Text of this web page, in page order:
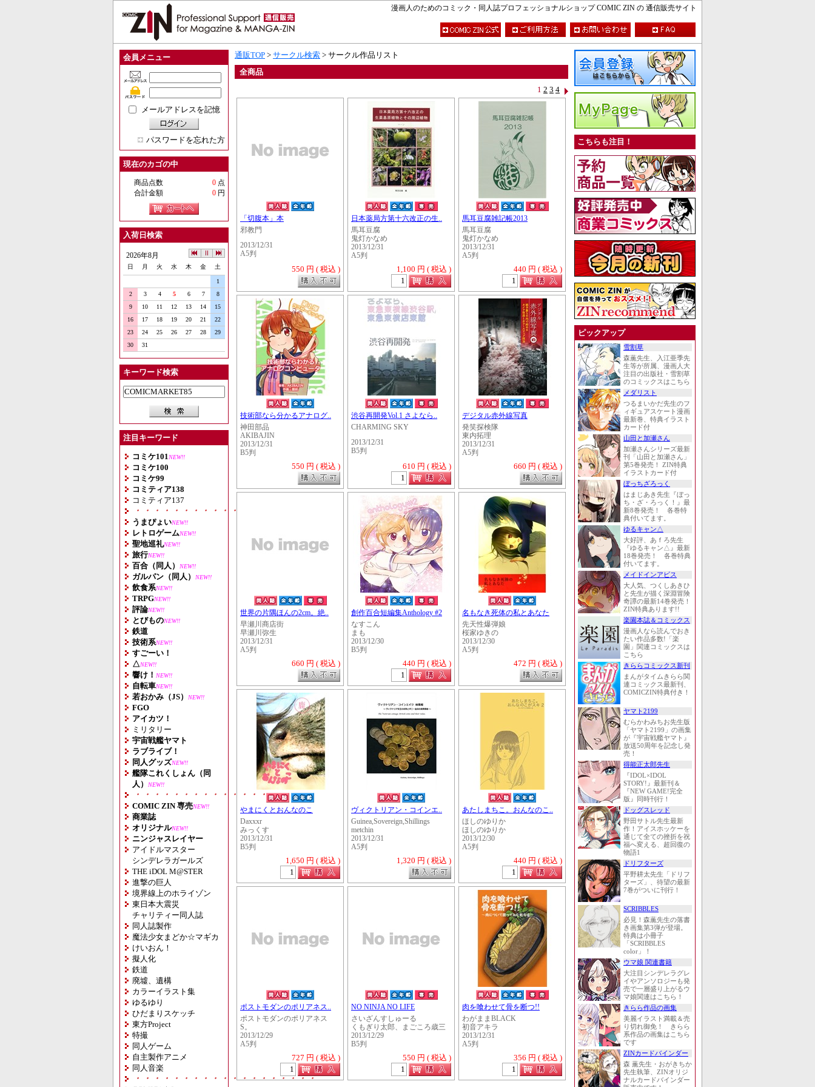
漫画人のためのコミック・同人誌プロフェッショナルショップ COMIC ZIN の 通信販売サイト
会員メニュー
メールアドレスを記憶
パスワードを忘れた方
現在のカゴの中
商品点数 0 点
合計金額
0 円
入荷日検索
2026年8月
日 月 火 水 木 金 土
1
2
3 4 5 6 7
8
9
10 11 12 13 14
15
16
17 18 19 20 21
22
23
24 25 26 27 28
29
30
31
キーワード検索
注目キーワード
コミケ101 NEW!!
コミケ100
コミケ99
コミティア138
コミティア137
・・・・・・・・・・・・・・・・・・・
うまぴょいNEW!!
レトロゲームNEW!!
聖地巡礼NEW!!
旅行NEW!!
百合（同人） NEW!!
ガルパン（同人） NEW!!
飲食系NEW!!
TRPGNEW!!
評論NEW!!
とびものNEW!!
鉄道
技術系NEW!!
すごーい！
△NEW!!
響け！ NEW!!
自転車NEW!!
若おかみ（JS） NEW!!
FGO
アイカツ！
ミリタリー
宇宙戦艦ヤマト
ラブライブ！
同人グッズNEW!!
艦隊これくしょん（同
人）
NEW!!
・・・・・・・・・・・・・・・・・・・
COMIC ZIN 専売NEW!!
商業誌
オリジナルNEW!!
ニンジャスレイヤー
アイドルマスター
シンデレラガールズ
THE iDOL M@STER
進撃の巨人
境界線上のホライゾン
東日本大震災
チャリティー同人誌
同人誌製作
魔法少女まどか☆マギカ
けいおん！
擬人化
鉄道
廃墟、遺構
カラーイラスト集
ゆるゆり
ひだまりスケッチ
東方Project
特撮
同人ゲーム
自主製作アニメ
同人音楽
・・・・・・・・・・・・・・・・・・・
通販TOP > サークル検索 > サークル作品リスト
全商品
1 2 3 4
「切腹本」本
邪教門
2013/12/31
A5判
550 円 ( 税込 )
日本薬局方第十六改正の生..
馬耳豆腐
鬼灯かなめ
2013/12/31
A5判
1,100 円 ( 税込 )
馬耳豆腐雑記帳2013
馬耳豆腐
鬼灯かなめ
2013/12/31
A5判
440 円 ( 税込 )
技術部なら分かるアナログ..
神田部品
AKIBAJIN
2013/12/31
B5判
550 円 ( 税込 )
渋谷再開発Vol.1 さよなら..
CHARMING SKY
2013/12/31
B5判
610 円 ( 税込 )
デジタル赤外線写真
発笑探検隊
東内拓理
2013/12/31
A5判
660 円 ( 税込 )
世界の片隅ほんの2cm。絶..
早瀬川商店街
早瀬川弥生
2013/12/31
A5判
660 円 ( 税込 )
創作百合短編集Anthology #2
なすこん
まも
2013/12/30
B5判
440 円 ( 税込 )
名もなき死体の私とあなた
先天性爆弾娘
桜家ゆきの
2013/12/30
A5判
472 円 ( 税込 )
やまにくとおんなのこ
Daxxxr
みっくす
2013/12/31
B5判
1,650 円 ( 税込 )
ヴィクトリアン・コインエ..
Guinea,Sovereign,Shillings
metchin
2013/12/31
A5判
1,320 円 ( 税込 )
あたしまちこ。おんなのこ..
ほしのゆりか
ほしのゆりか
2013/12/30
A5判
440 円 ( 税込 )
ポストモダンのポリアネス..
ポストモダンのポリアネス
S。
2013/12/29
A5判
727 円 ( 税込 )
NO NINJA NO LIFE
さいざんすしゅーる
くもぎり太郎、まごころ歳三
2013/12/29
B5判
550 円 ( 税込 )
肉を喰わせて骨を断つ!!
わがままBLACK
初音アキラ
2013/12/31
A5判
356 円 ( 税込 )
こちらも注目！
ピックアップ
雪割草
森薫先生、入江亜季先
生等が所属、漫画人大
注目の出版社・雪割草
のコミックスはこちら
メダリスト
つるまいかだ先生のフ
ィギュアスケート漫画
最新巻、特典イラスト
カード付
山田と加瀬さん
加瀬さんシリーズ最新
刊「山田と加瀬さん」
第5巻発売！ ZIN特典
イラストカード付
ぼっちざろっく
はまじあき先生『ぼっ
ち・ざ・ろっく！』最
新8巻発売！ 各巻特
典付いてます。
ゆるキャン△
大好評、あｆろ先生
『ゆるキャン△』最新
18巻発売！ 各巻特典
付いてます。
メイドインアビス
大人気、つくしあきひ
と先生が描く深淵冒険
奇譚の最新14巻発売！
ZIN特典あります!!
楽園本誌＆コミックス
漫画人なら読んでおき
たい作品多数!「楽
園」関連コミックスは
こちら
きららコミックス新刊
まんがタイムきらら関
連コミックス最新刊、
COMICZIN特典付き！
ヤマト2199
むらかわみちお先生版
「ヤマト2199」の画集
が『宇宙戦艦ヤマト』
放送50周年を記念し発
売！
得能正太郎先生
『IDOL×IDOL
STORY!』最新刊＆
『NEW GAME!完全
版』同時刊行！
ドッグスレッド
野田サトル先生最新
作！アイスホッケーを
通じて全ての挫折を祝
福へ変える、超回復の
物語1
ドリフターズ
平野耕太先生「ドリフ
ターズ」、待望の最新
7巻がついに刊行！
SCRIBBLES
必見！森薫先生の落書
き画集第3弾が登場。
特典は小冊子
「SCRIBBLES
color」！
ウマ娘 関連書籍
大注目シンデレラグレ
イやアンソロジーも発
売で一層盛り上がるウ
マ娘関連はこちら！
きらら作品の画集
美麗イラスト満載＆売
り切れ御免！ きらら
系作品の画集はこちら
です
ZINカードバインダー
森 薫先生・おがきちか
先生執筆、ZINオリジ
ナルカードバインダー